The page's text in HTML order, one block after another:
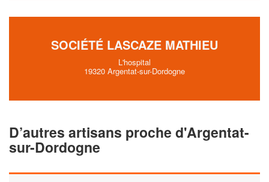
SOCIÉTÉ LASCAZE MATHIEU
L'hospital
19320 Argentat-sur-Dordogne
D’autres artisans proche d'Argentat-
sur-Dordogne